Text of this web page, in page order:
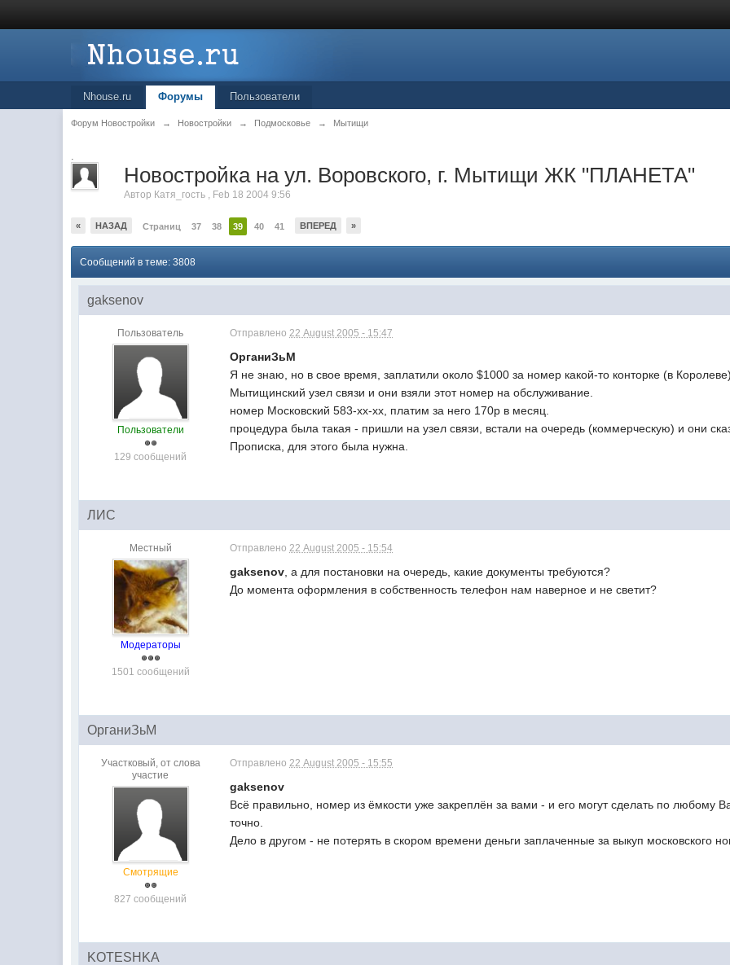
Nhouse.ru Форумы Пользователи
Форум Новостройки → Новостройки → Подмосковье → Мытищи
.
Новостройка на ул. Воровского, г. Мытищи ЖК "ПЛАНЕТА"
Автор Катя_гость , Feb 18 2004 9:56
« НАЗАД Страниц 37 38 39 40 41 ВПЕРЕД »
Сообщений в теме: 3808
gaksenov
Пользователь
Пользователи
129 сообщений
Отправлено22 August 2005 - 15:47
ОрганиЗьМ
Я не знаю, но в свое время, заплатили около $1000 за номер какой-то конторке (в
Мытищинский узел связи и они взяли этот номер на обслуживание.
номер Московский 583-хх-хх, платим за него 170р в месяц.
процедура была такая - пришли на узел связи, встали на очередь (коммерческую) и они
Прописка, для этого была нужна.
ЛИС
Местный
Модераторы
1501 сообщений
Отправлено22 August 2005 - 15:54
gaksenov , а для постановки на очередь, какие документы требуются?
До момента оформления в собственность телефон нам наверное и не светит?
ОрганиЗьМ
Участковый, от слова
участие
Смотрящие
827 сообщений
Отправлено22 August 2005 - 15:55
gaksenov
Всё правильно, номер из ёмкости уже закреплён за вами - и его могут сделать по любому
точно.
Дело в другом - не потерять в скором времени деньги заплаченные за выкуп московского
KOTESHKA